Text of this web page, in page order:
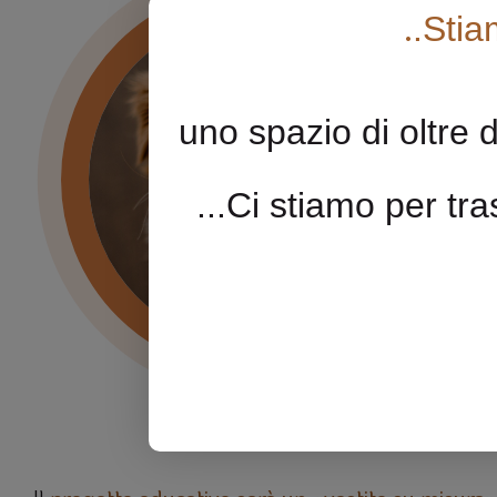
.
uno spazio di oltre
...Ci stiamo per